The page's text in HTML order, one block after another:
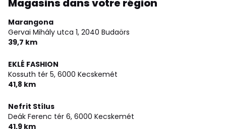
Magasins dans votre région
Marangona
Gervai Mihály utca 1, 2040 Budaörs
39,7 km
EKLÉ FASHION
Kossuth tér 5, 6000 Kecskemét
41,8 km
Nefrit Stílus
Deák Ferenc tér 6, 6000 Kecskemét
41,9 km